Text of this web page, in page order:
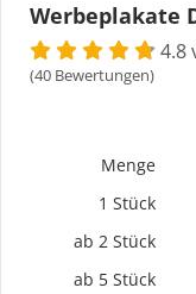
Werbeplakate
4.8
(40 Bewertungen)
Menge
1 Stück
ab 2 Stück
ab 5 Stück
Etiketten auf Rolle